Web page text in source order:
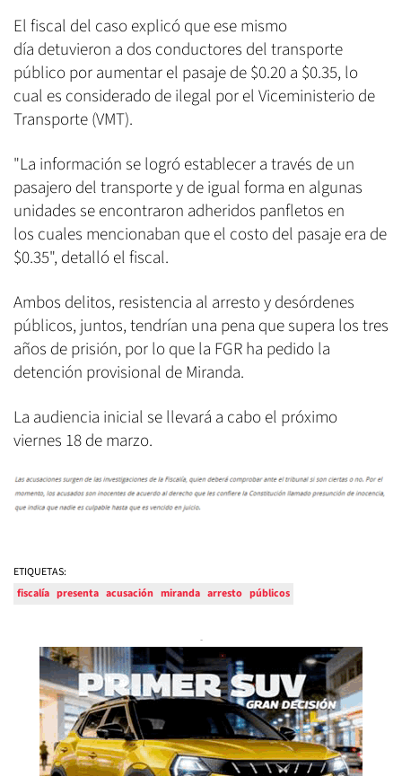
El fiscal del caso explicó que ese mismo
día detuvieron a dos conductores del transporte
público por aumentar el pasaje de $0.20 a $0.35, lo
cual es considerado de ilegal por el Viceministerio de
Transporte (VMT).
"La información se logró establecer a través de un
pasajero del transporte y de igual forma en algunas
unidades se encontraron adheridos panfletos en
los cuales mencionaban que el costo del pasaje era de
$0.35", detalló el fiscal.
Ambos delitos, resistencia al arresto y desórdenes
públicos, juntos, tendrían una pena que supera los tres
años de prisión, por lo que la FGR ha pedido la
detención provisional de Miranda.
La audiencia inicial se llevará a cabo el próximo
viernes 18 de marzo.
ETIQUETAS:
fiscalía presenta acusación miranda arresto públicos